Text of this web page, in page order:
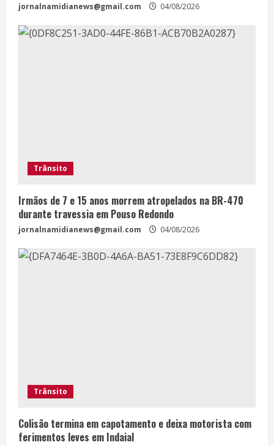
jornalnamidianews@gmail.com 04/08/2026
Trânsito
Irmãos de 7 e 15 anos morrem atropelados na BR-470
durante travessia em Pouso Redondo
jornalnamidianews@gmail.com 04/08/2026
Trânsito
Colisão termina em capotamento e deixa motorista com
ferimentos leves em Indaial